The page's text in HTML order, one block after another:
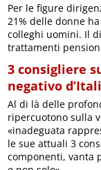
Per le figure
21% delle donne
colleghi uomini. Il
trattamenti
3 consigliere
negativo
Al di là delle
ripercuotono sulla
«inadeguata
le sue attuali 3
componenti, vanta